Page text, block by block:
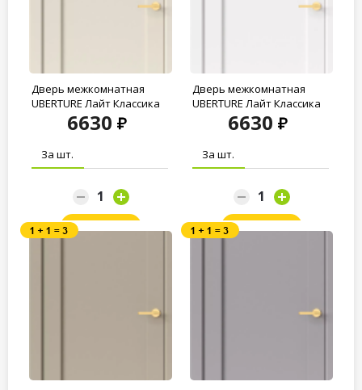
Дверь межкомнатная
UBERTURE Лайт Классика
ПДГ 11011...6630
За шт.
Заказать
Дверь межкомнатная
UBERTURE Лайт Классика
ПДГ 11011...6630
За шт.
Заказать